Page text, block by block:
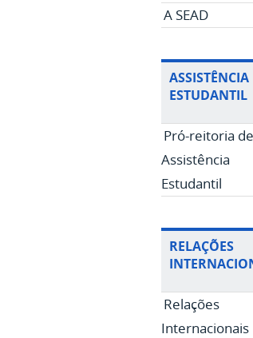
A SEAD
ASSISTÊNCIA
ESTUDANTIL
Pró-reitoria de
Assistência
Estudantil
RELAÇÕES
Relações
Internacionais